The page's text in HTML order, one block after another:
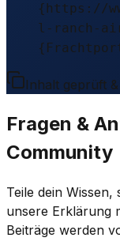
{https://
l-ranch-
Inhalt geprüft
Fragen &
Community
Teile dein
unsere Erklärung
Beiträge werden